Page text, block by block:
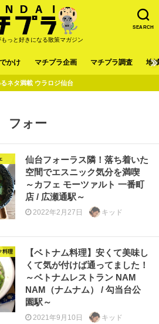
SEARCH
っと好きになる散策マガジン
かけ マチプラ企画 マチプラ調査 地
るネタ満載 ウラロジ仙台
フォー
仙台フォーラス隣！落ち着いた
空間でエスニック気分を満喫
～カフェ モーツァルト 一番町
店 / 広瀬通駅～
2022年2月27日 キッド
料理
【ベトナム料理】安くて美味し
くて気が付けば通ってました！
～ベトナムレストラン NAM
NAM（ナムナム） / 勾当台公
園駅～
2021年9月10日 キッド